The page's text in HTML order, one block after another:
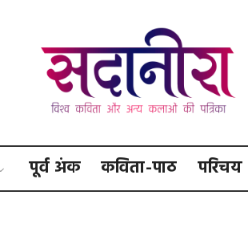
पूर्व अंक कविता-पाठ परिचय